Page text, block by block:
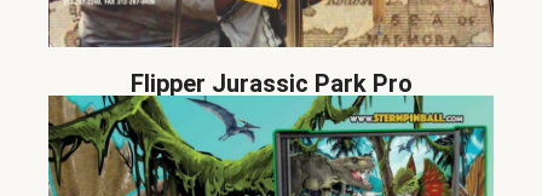
Flipper Jurassic Park Pro